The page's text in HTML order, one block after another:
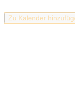
Zu Kalender